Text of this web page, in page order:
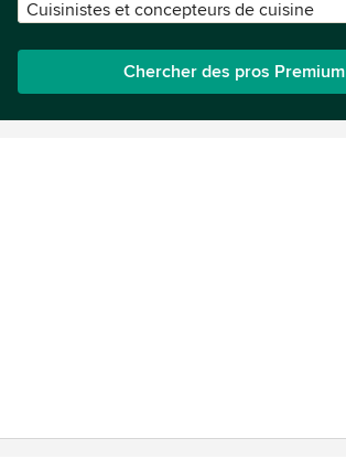
Cuisinistes et concepteurs de cuisine
Chercher des pros Premium